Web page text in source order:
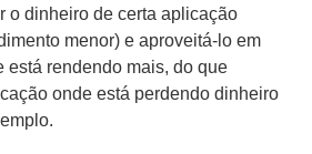
o dinheiro de certa aplicação
menor) e aproveitá-lo em
está rendendo mais, do que
onde está perdendo dinheiro